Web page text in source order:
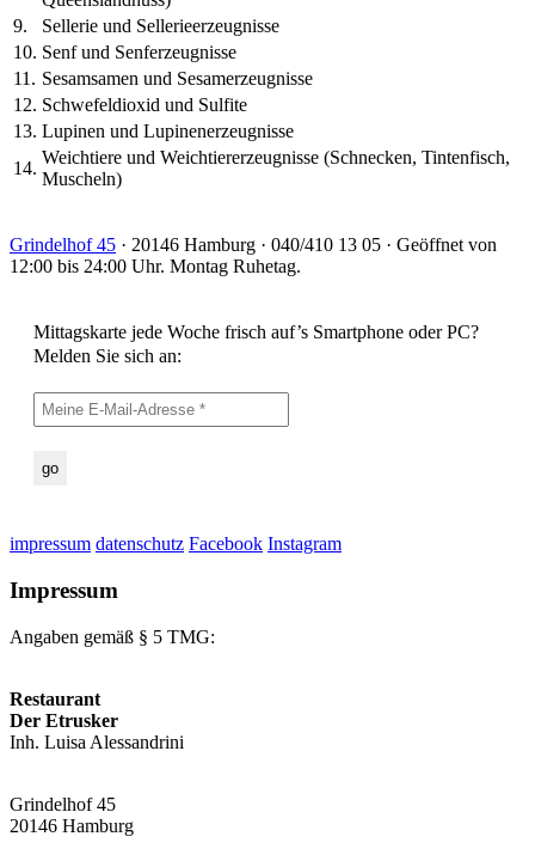
9.
Sellerie und Sellerieerzeugnisse
10. Senf und Senferzeugnisse
11. Sesamsamen und Sesamerzeugnisse
12. Schwefeldioxid und Sulfite
13. Lupinen und Lupinenerzeugnisse
14.
Weichtiere und Weichtiererzeugnisse (Schnecken, Tintenfisch,
Muscheln)
Grindelhof 45 · 20146 Hamburg · 040/410 13 05 · Geöffnet von
12:00 bis 24:00 Uhr. Montag Ruhetag.
Mittagskarte jede Woche frisch auf’s Smartphone oder PC?
Melden Sie sich an:
impressum datenschutz Facebook Instagram
Impressum
Angaben gemäß § 5 TMG:
Restaurant
Der Etrusker
Inh. Luisa Alessandrini
Grindelhof 45
20146 Hamburg